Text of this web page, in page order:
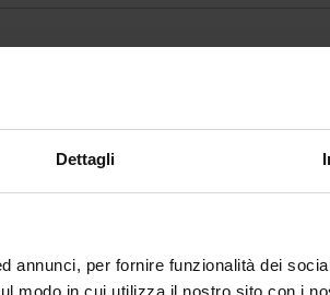
Dettagli
annunci, per fornire funzionalità dei
modo in cui utilizza il nostro sito con i